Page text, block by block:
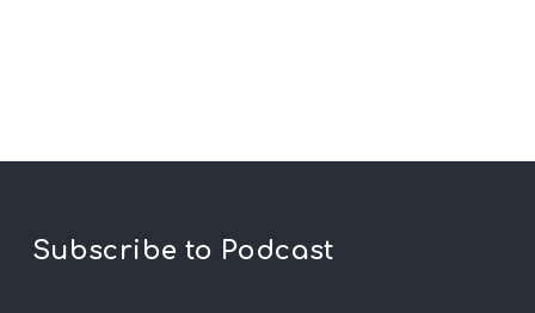
Subscribe to Podcast